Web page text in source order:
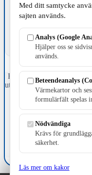
Fristående
ut tidningen Skillingaryd.nu
april 2026 omfattar
Värnamo
E-post:
Postadress:
Med ditt samtycke
sajten används.
Analys (Google
Hjälper oss se
används.
Beteendeanalys
Värmekartor och
formulärfält spelas
Nödvändiga
Krävs för
säkerhet.
Läs mer om kakor